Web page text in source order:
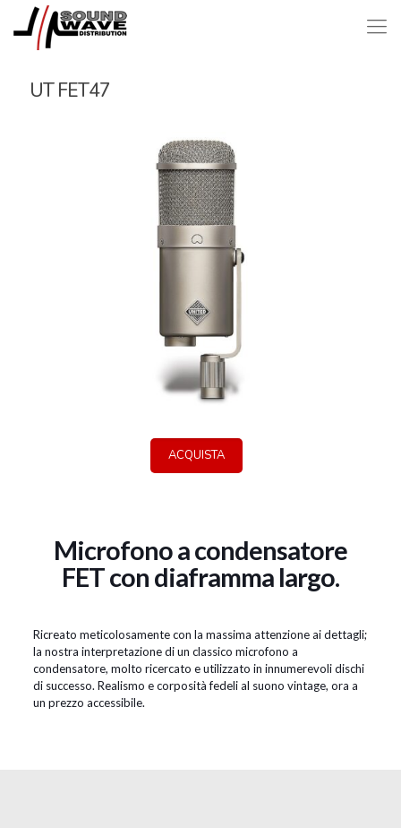
UT FET47
ACQUISTA
Microfono a condensatore
FET con diaframma largo.
Ricreato meticolosamente con la massima attenzione ai dettagli;
la nostra interpretazione di un classico microfono a
condensatore, molto ricercato e utilizzato in innumerevoli dischi
di successo. Realismo e corposità fedeli al suono vintage, ora a
un prezzo accessibile.